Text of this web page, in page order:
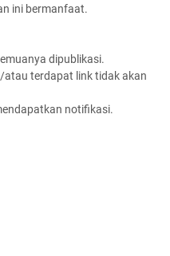
ini bermanfaat.
dipublikasi.
terdapat link tidak akan
notifikasi.